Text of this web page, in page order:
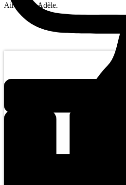
Air Sainte-Adèle.